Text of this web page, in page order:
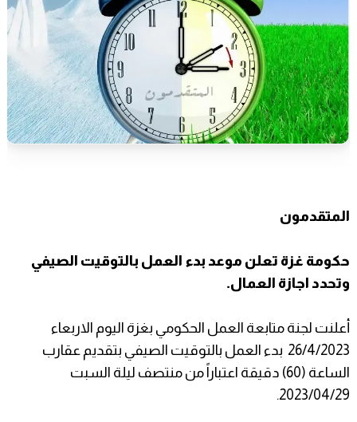
المتقدمون
حكومة غزة تعلن موعد بدء العمل بالتوقيت الصيفي
وتحدد اجازة العمال.
أعلنت لجنة متابعة العمل الحكومي بغزة اليوم الاربعاء
26/4/2023 بدء العمل بالتوقيت الصيفي بتقديم عقارب
الساعة (60) دقيقة اعتباراً من منتصف ليلة السبت
2023/04/29.